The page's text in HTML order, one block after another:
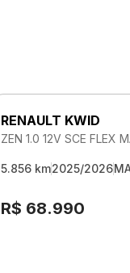
RENAULT KWID
ZEN 1.0 12V SCE FLEX
5.856 km2025/2026
R$ 68.990